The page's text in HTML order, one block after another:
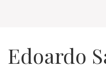
Edoardo